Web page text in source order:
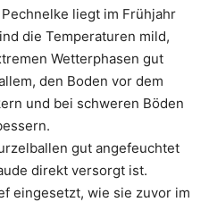
liegt im Frühjahr
die Temperaturen mild,
Wetterphasen gut
den Boden vor dem
und bei schweren Böden
gut angefeuchtet
direkt versorgt ist.
eingesetzt, wie sie zuvor im